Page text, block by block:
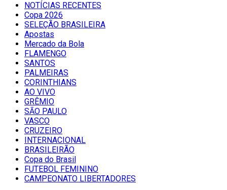
NOTÍCIAS RECENTES
Copa 2026
SELEÇÃO BRASILEIRA
Apostas
Mercado da Bola
FLAMENGO
SANTOS
PALMEIRAS
CORINTHIANS
AO VIVO
GRÊMIO
SĀO PAULO
VASCO
CRUZEIRO
INTERNACIONAL
BRASILEIRÃO
Copa do Brasil
FUTEBOL FEMININO
CAMPEONATO LIBERTADORES